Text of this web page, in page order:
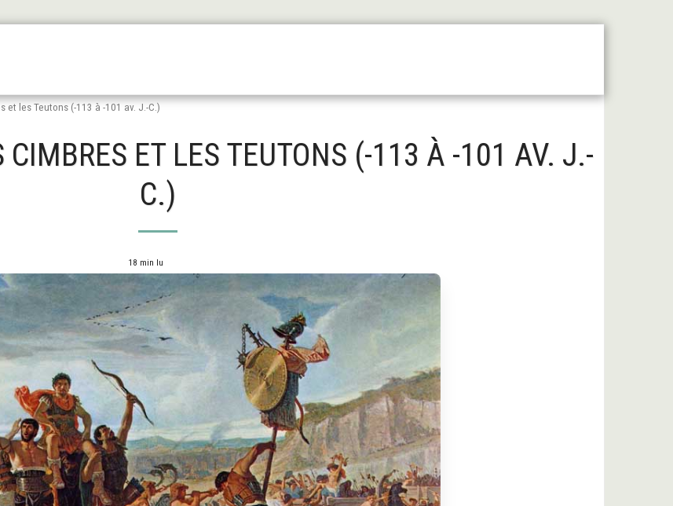
et les Teutons (-113 à -101 av. J.-C.)
CIMBRES ET LES TEUTONS (-113 À -101 AV. J.-
C.)
18 min lu